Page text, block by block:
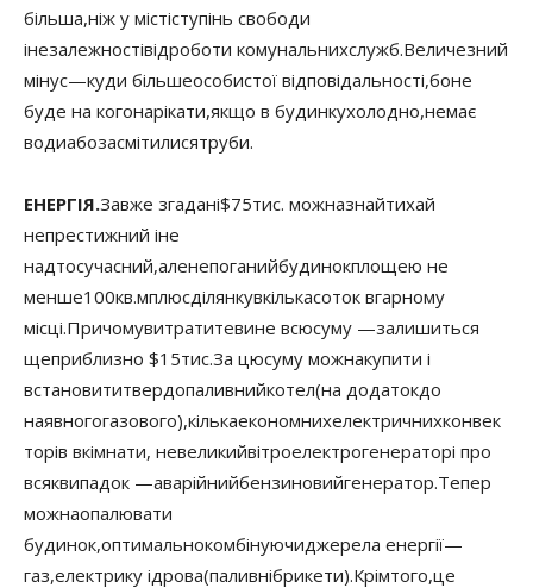
більша,ніж у містіступінь свободи
інезалежностівідроботи комунальнихслужб.Величезний
мінус—куди більшеособистої відповідальності,боне
буде на когонарікати,якщо в будинкухолодно,немає
водиабозасмітилисятруби.
ЕНЕРГІЯ.Завже згадані$75тис. можназнайтихай
непрестижний іне
надтосучасний,аленепоганийбудинокплощею не
менше100кв.мплюсділянкувкількасоток вгарному
місці.Причомувитратитевине всюсуму —залишиться
щеприблизно $15тис.За цюсуму можнакупити і
встановититвердопаливнийкотел(на додатокдо
наявногогазового),кількаекономнихелектричнихконвек
торів вкімнати, невеликийвітроелектрогенераторі про
всяквипадок —аварійнийбензиновийгенератор.Тепер
можнаопалювати
будинок,оптимальнокомбінуючиджерела енергії—
газ,електрику ідрова(паливнібрикети).Крімтого,це